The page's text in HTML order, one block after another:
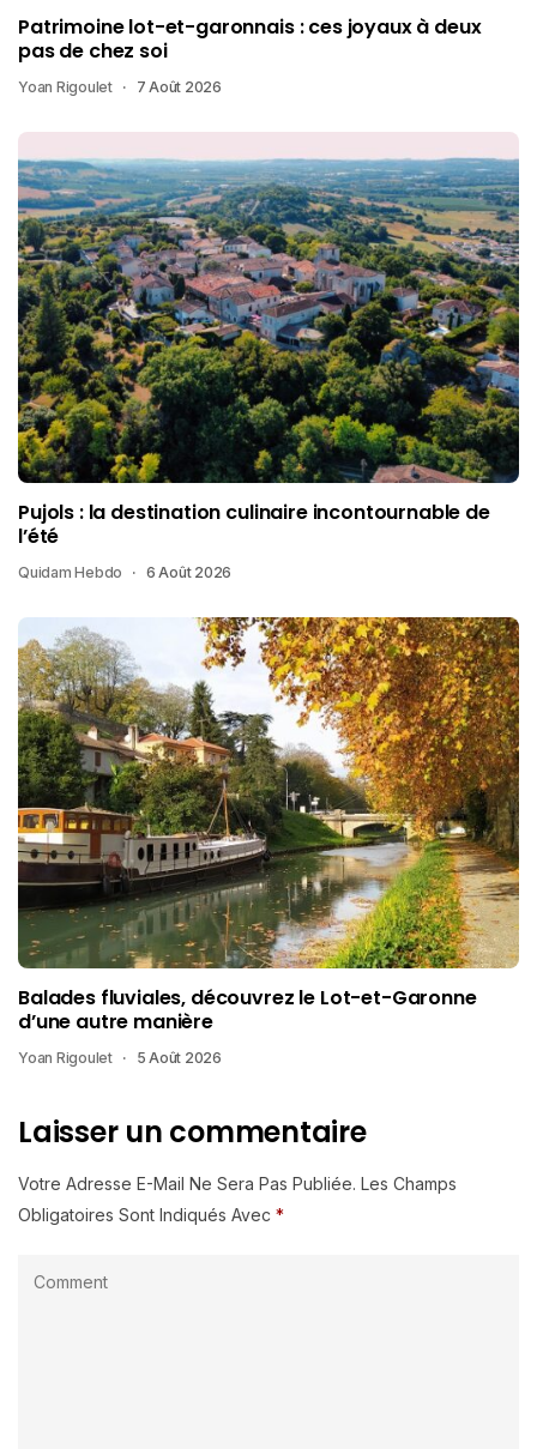
Patrimoine lot-et-garonnais : ces joyaux à deux
pas de chez soi
Yoan Rigoulet 7 Août 2026
Pujols : la destination culinaire incontournable de
l’été
Quidam Hebdo 6 Août 2026
Balades fluviales, découvrez le Lot-et-Garonne
d’une autre manière
Yoan Rigoulet 5 Août 2026
Laisser un commentaire
Votre Adresse E-Mail Ne Sera Pas Publiée. Les Champs
Obligatoires Sont Indiqués Avec *